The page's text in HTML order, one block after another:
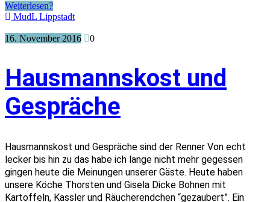
Weiterlesen?
MudL Lippstadt
16. November 2016 0
Hausmannskost und
Gespräche
Hausmannskost und Gespräche sind der Renner Von echt
lecker bis hin zu das habe ich lange nicht mehr gegessen
gingen heute die Meinungen unserer Gäste. Heute haben
unsere Köche Thorsten und Gisela Dicke Bohnen mit
Kartoffeln, Kassler und Räucherendchen “gezaubert”. Ein